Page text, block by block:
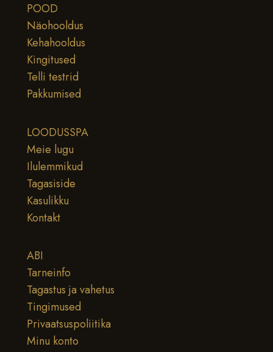
POOD
Näohooldus
Kehahooldus
Kingitused
Telli testrid
Pakkumised
LOODUSSPA
Meie lugu
Ilulemmikud
Tagasiside
Kasulikku
Kontakt
ABI
Tarneinfo
Tagastus ja vahetus
Tingimused
Privaatsuspoliitika
Minu konto